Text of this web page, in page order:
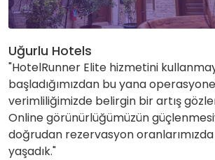
Uğurlu Hotels
"HotelRunner Elite hizmetini
başladığımızdan bu yana
verimliliğimizde belirgin bir artış
Online görünürlüğümüzün
doğrudan rezervasyon oranlarımızda
yaşadık."